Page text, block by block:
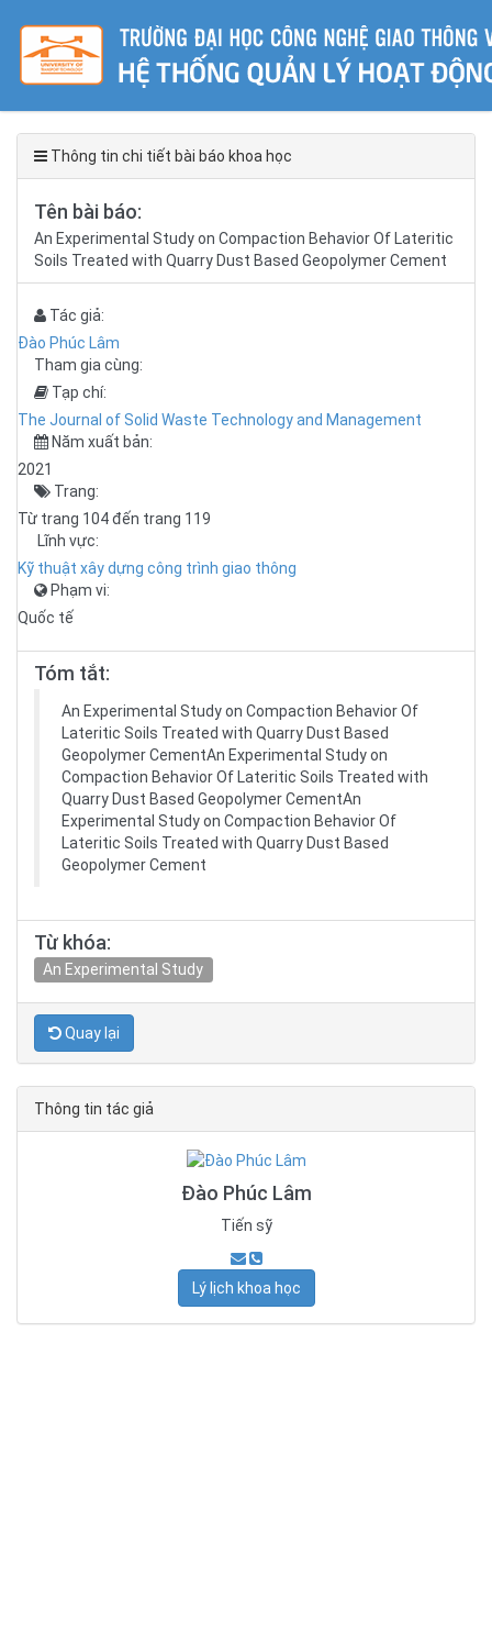
Thông tin chi tiết bài báo khoa học
Tên bài báo:
An Experimental Study on Compaction Behavior Of Lateritic
Soils Treated with Quarry Dust Based Geopolymer Cement
Tác giả:
Đào Phúc Lâm
Tham gia cùng:
Tạp chí:
The Journal of Solid Waste Technology and Management
Năm xuất bản:
2021
Trang:
Từ trang 104 đến trang 119
Lĩnh vực:
Kỹ thuật xây dựng công trình giao thông
Phạm vi:
Quốc tế
Tóm tắt:
An Experimental Study on Compaction Behavior Of
Lateritic Soils Treated with Quarry Dust Based
Geopolymer CementAn Experimental Study on
Compaction Behavior Of Lateritic Soils Treated with
Quarry Dust Based Geopolymer CementAn
Experimental Study on Compaction Behavior Of
Lateritic Soils Treated with Quarry Dust Based
Geopolymer Cement
Từ khóa:
An Experimental Study
Quay lại
Thông tin tác giả
Đào Phúc Lâm
Tiến sỹ
Lý lịch khoa học